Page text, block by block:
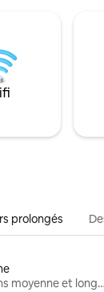
prolongés
Locations moyenne et longue durée